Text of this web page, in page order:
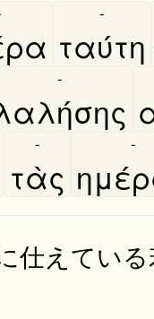
ταύτη
-
-
τὰς
- -
仕えてい